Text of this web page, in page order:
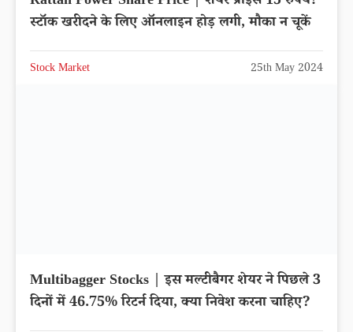
स्टॉक खरीदने के लिए ऑनलाइन होड़ लगी, मौका न चूकें
Stock Market 25th May 2024
Multibagger Stocks | इस मल्टीबैगर शेयर ने पिछले 3
दिनों में 46.75% रिटर्न दिया, क्या निवेश करना चाहिए?